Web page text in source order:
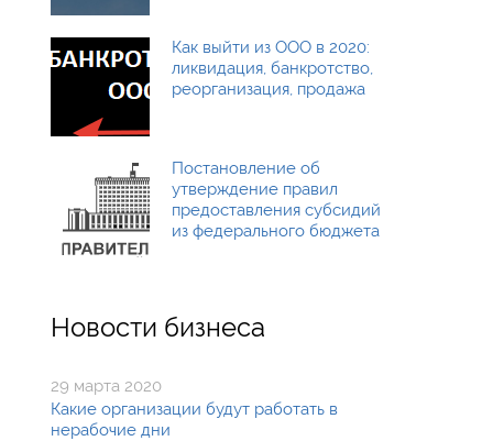
Как выйти из ООО в 2020:
ликвидация, банкротство,
реорганизация, продажа
Постановление об
утверждение правил
предоставления субсидий
из федерального бюджета
Новости бизнеса
29 марта 2020
Какие организации будут работать в
нерабочие дни